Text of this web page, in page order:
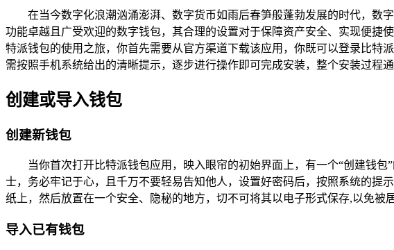
在当今数字化浪潮汹涌澎湃、数字货币如雨后春笋般蓬勃发展的时代，数
功能卓越且广受欢迎的数字钱包，其合理的设置对于保障资产安全、实现便捷
特派钱包的使用之旅，你首先需要从官方渠道下载该应用，你既可以登录比特
需按照手机系统给出的清晰提示，逐步进行操作即可完成安装，整个安装过程
创建或导入钱包
创建新钱包
当你首次打开比特派钱包应用，映入眼帘的初始界面上，有一个“创建钱
士，务必牢记于心，且千万不要轻易告知他人，设置好密码后，按照系统的提
纸上，然后放置在一个安全、隐秘的地方，切不可将其以电子形式保存,以免被
导入已有钱包